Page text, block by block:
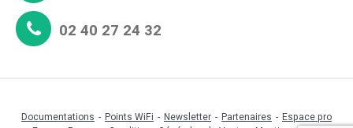
02 40 27 24 32
Documentations Points WiFi Newsletter Partenaires
Espace pro